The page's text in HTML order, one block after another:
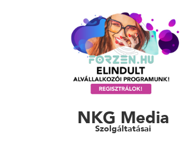
NKG Media
Szolgáltatásai